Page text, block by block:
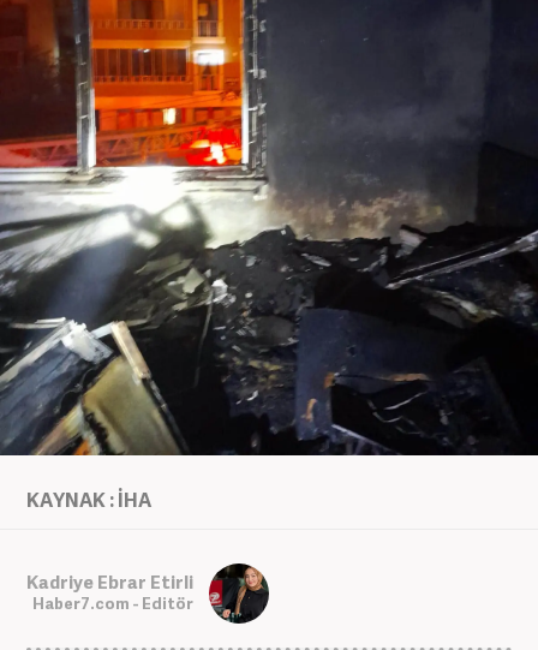
KAYNAK : İHA
Kadriye Ebrar Etirli
Haber7.com - Editör